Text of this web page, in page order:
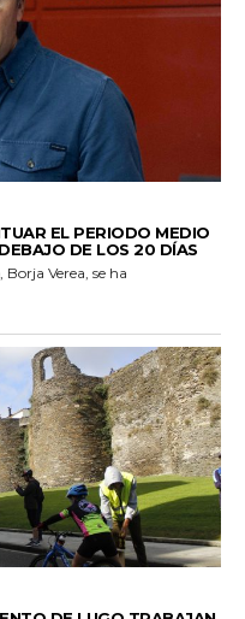
EL PERIODO MEDIO
DE LOS 20 DÍAS
Verea, se ha